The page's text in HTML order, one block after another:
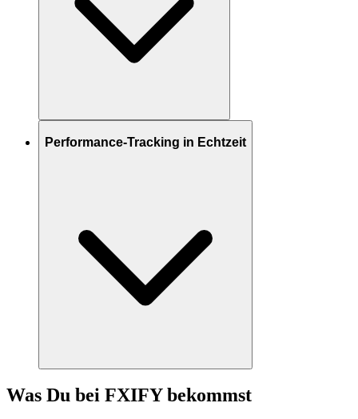
Performance-Tracking in Echtzeit
Was Du bei FXIFY bekommst